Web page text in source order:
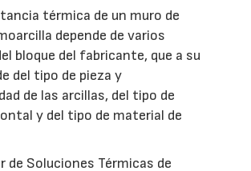
térmica de un muro de
depende de varios
bloque del fabricante, que a su
del tipo de pieza y
de las arcillas, del tipo de
y del tipo de material de
de Soluciones Térmicas de